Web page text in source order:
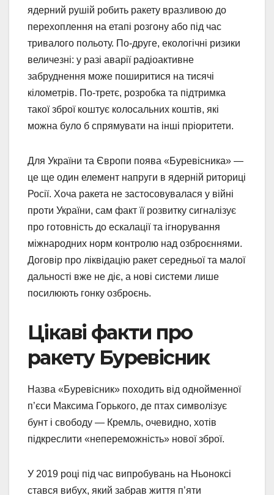
ядерний рушій робить ракету вразливою до
перехоплення на етапі розгону або під час
тривалого польоту. По-друге, екологічні ризики
величезні: у разі аварії радіоактивне
забруднення може поширитися на тисячі
кілометрів. По-третє, розробка та підтримка
такої зброї коштує колосальних коштів, які
можна було б спрямувати на інші пріоритети.
Для України та Європи поява «Буревісника» —
це ще один елемент напруги в ядерній риториці
Росії. Хоча ракета не застосовувалася у війні
проти України, сам факт її розвитку сигналізує
про готовність до ескалації та ігнорування
міжнародних норм контролю над озброєннями.
Договір про ліквідацію ракет середньої та малої
дальності вже не діє, а нові системи лише
посилюють гонку озброєнь.
Цікаві факти про
ракету Буревісник
Назва «Буревісник» походить від однойменної
п’єси Максима Горького, де птах символізує
бунт і свободу — Кремль, очевидно, хотів
підкреслити «непереможність» нової зброї.
У 2019 році під час випробувань на Ньоноксі
стався вибух, який забрав життя п’яти